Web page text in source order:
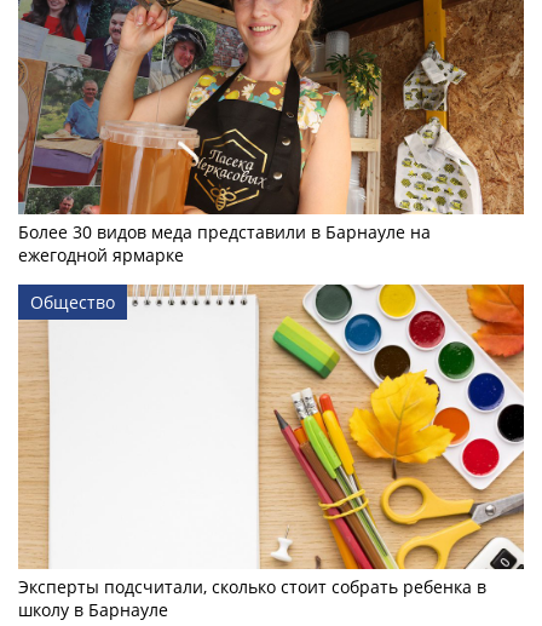
Более 30 видов меда представили в Барнауле на
ежегодной ярмарке
Общество
Эксперты подсчитали, сколько стоит собрать ребенка в
школу в Барнауле